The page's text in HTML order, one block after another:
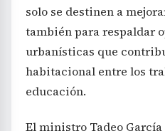
solo se destinen a
también para respaldar
urbanísticas que
habitacional entre los
educación.
El ministro Tadeo